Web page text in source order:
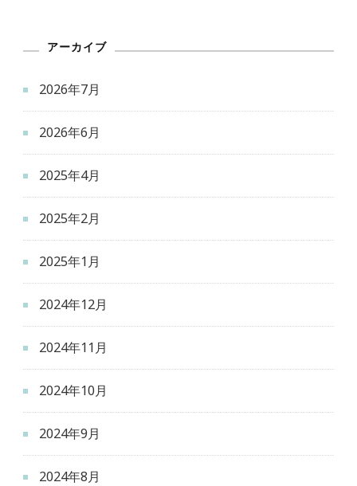
アーカイブ
2026年7月
2026年6月
2025年4月
2025年2月
2025年1月
2024年12月
2024年11月
2024年10月
2024年9月
2024年8月